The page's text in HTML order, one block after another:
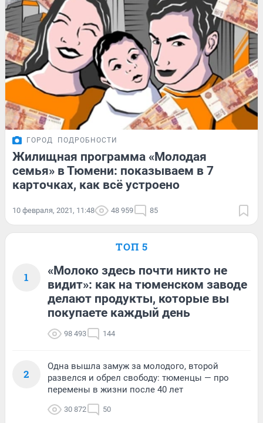
ГОРОД ПОДРОБНОСТИ
Жилищная программа «Молодая
семья» в Тюмени: показываем в 7
карточках, как всё устроено
10 февраля, 2021, 11:48 48 959 85
ТОП 5
1
«Молоко здесь почти никто не
видит»: как на тюменском заводе
делают продукты, которые вы
покупаете каждый день
98 493 144
2
Одна вышла замуж за молодого, второй
развелся и обрел свободу: тюменцы — про
перемены в жизни после 40 лет
30 872 50